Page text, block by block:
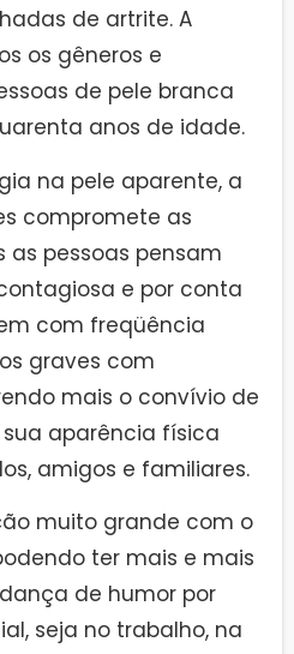
de artrite. A
os gêneros e
de pele branca
anos de idade.
na pele aparente, a
compromete as
as pessoas pensam
e por conta
com freqüência
graves com
mais o convívio de
aparência física
amigos e familiares.
muito grande com o
ter mais e mais
de humor por
seja no trabalho, na